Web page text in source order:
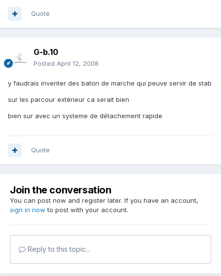
Quote
G-b.10
Posted April 12, 2008
y faudrais inventer des baton de marche qui peuve servir de stab
sur les parcour extérieur ca serait bien
bien sur avec un systeme de détachement rapide
Quote
Join the conversation
You can post now and register later. If you have an account,
sign in now to post with your account.
Reply to this topic...